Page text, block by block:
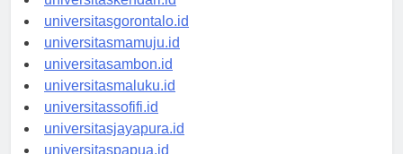
universitaskendari.id
universitasgorontalo.id
universitasmamuju.id
universitasambon.id
universitasmaluku.id
universitassofifi.id
universitasjayapura.id